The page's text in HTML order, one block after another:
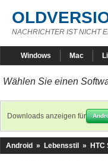
NACHRICHTER IST NICHT
Windows Mac
Wählen Sie einen
Downloads anzeigen für
Android » Lebensstil » HTC